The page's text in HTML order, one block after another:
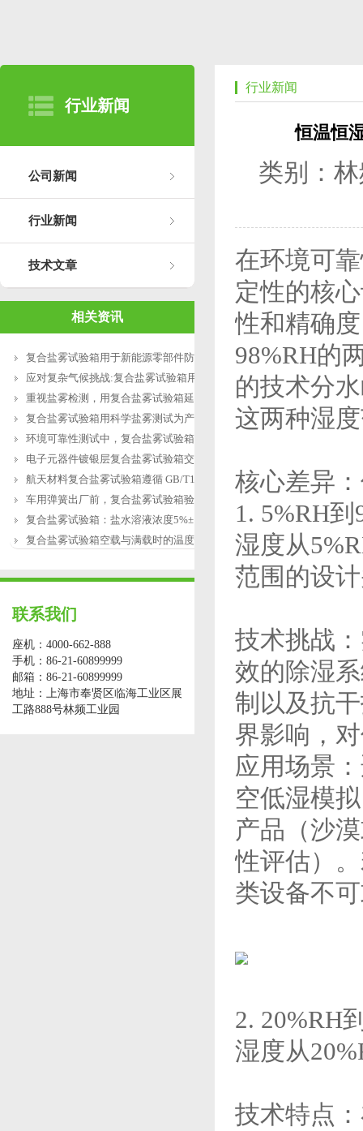
行业新闻
公司新闻
行业新闻
技术文章
相关资讯
复合盐雾试验箱用于新能源零部件防腐测
应对复杂气候挑战:复合盐雾试验箱用于涂
重视盐雾检测，用复合盐雾试验箱延长产
复合盐雾试验箱用科学盐雾测试为产品研
环境可靠性测试中，复合盐雾试验箱缺水
电子元器件镀银层复合盐雾试验箱交变盐
航天材料复合盐雾试验箱遵循 GB/T12967.3
车用弹簧出厂前，复合盐雾试验箱验证盐
复合盐雾试验箱：盐水溶液浓度5%±1%的配
复合盐雾试验箱空载与满载时的温度恢复
联系我们
座机：4000-662-888
手机：86-21-60899999
邮箱：86-21-60899999
地址：上海市奉贤区临海工业区展
工路888号林频工业园
行业新闻
恒温恒
类别：
在环境可
定性的核
性和精确
98%RH的
的技术分
这两种湿
核心差异
1. 5%RH
湿度从
范围的设
技术挑战
效的除湿
制以及抗
界影响，
应用场景
空低湿模
产品（沙
性评估）
类设备不
2. 20%RH
湿度从
技术特点